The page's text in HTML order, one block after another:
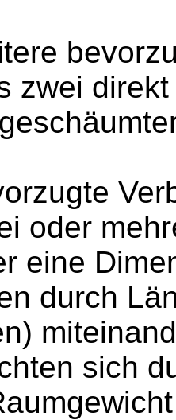
zwei
oder
eine
durch
sich